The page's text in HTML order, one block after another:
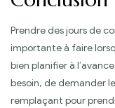
Prendre des jours de
importante à faire
bien planifier à
besoin, de demander
remplaçant pour